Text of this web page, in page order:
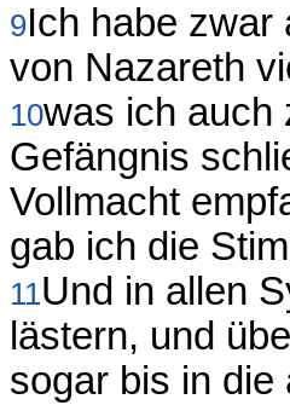
9Ich habe zwar
von Nazareth
10was ich auch
Gefängnis
Vollmacht
gab ich die
11Und in allen
lästern, und
sogar bis in die